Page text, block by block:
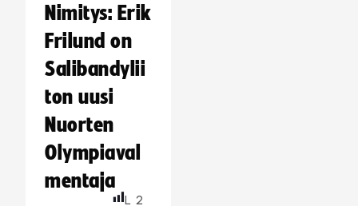
Nimitys: Erik
Frilund on
Salibandylii
ton uusi
Nuorten
Olympiaval
mentaja
L 2